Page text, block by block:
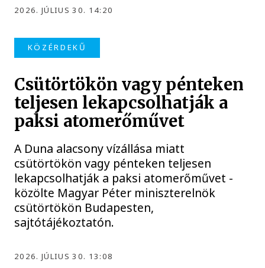
2026. JÚLIUS 30. 14:20
KÖZÉRDEKŰ
Csütörtökön vagy pénteken
teljesen lekapcsolhatják a
paksi atomerőművet
A Duna alacsony vízállása miatt
csütörtökön vagy pénteken teljesen
lekapcsolhatják a paksi atomerőművet -
közölte Magyar Péter miniszterelnök
csütörtökön Budapesten,
sajtótájékoztatón.
2026. JÚLIUS 30. 13:08